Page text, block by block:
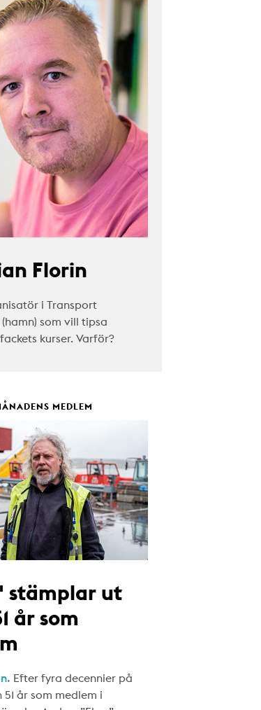
Florin
i Transport
som vill tipsa
kurser. Varför?
MEDLEM
stämplar ut
år som
Efter fyra decennier på
år som medlem i